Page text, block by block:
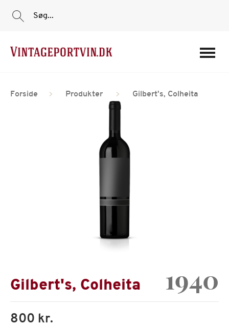
Portvinshuse
Søg...
Forside Produkter Gilbert's, Colheita
Gilbert's, Colheita 1940
800 kr.